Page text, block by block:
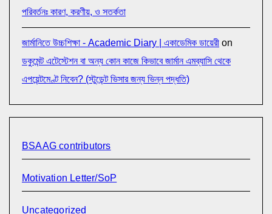
পরিবর্তনঃ কারণ, করণীয়, ও সতর্কতা
জার্মানিতে উচ্চশিক্ষা - Academic Diary | একাডেমিক ডায়েরী on
ডকুমেন্ট এটেস্টেশন বা অন্য কোন কাজে কিভাবে জার্মান এমব্যাসি থেকে
এপয়েন্টমেণ্ট নিবেন? (স্টুডেন্ট ভিসার জন্য ভিন্ন পদ্ধতি)
BSAAG contributors
Motivation Letter/SoP
Uncategorized